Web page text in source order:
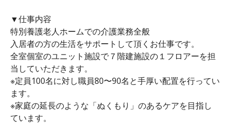
▼仕事内容
特別養護老人ホームでの介護業務全般
入居者の方の生活をサポートして頂くお仕事です。
全室個室のユニット施設で７階建施設の１フロアーを担
当していただきます。
※定員100名に対し職員80〜90名と手厚い配置を行ってい
ます。
※家庭の延長のような「ぬくもり」のあるケアを目指し
ています。